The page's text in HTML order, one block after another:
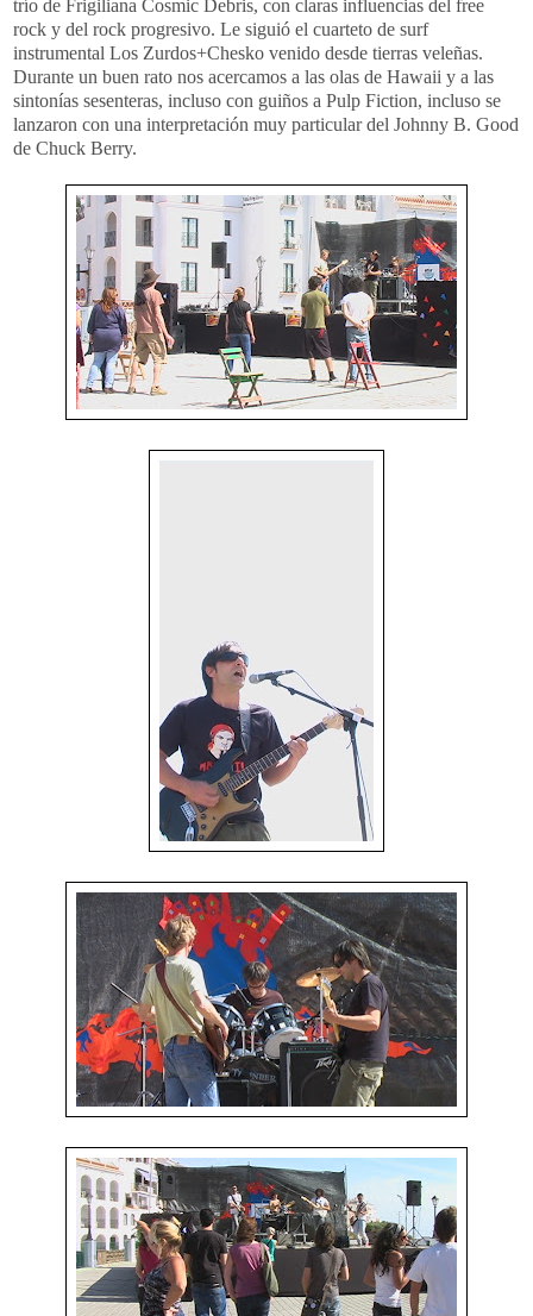
trío de Frigiliana Cosmic Debris, con claras influencias del free
rock y del rock progresivo. Le siguió el cuarteto de surf
instrumental Los Zurdos+Chesko venido desde tierras veleñas.
Durante un buen rato nos acercamos a las olas de Hawaii y a las
sintonías sesenteras, incluso con guiños a Pulp Fiction, incluso se
lanzaron con una interpretación muy particular del Johnny B. Good
de Chuck Berry.